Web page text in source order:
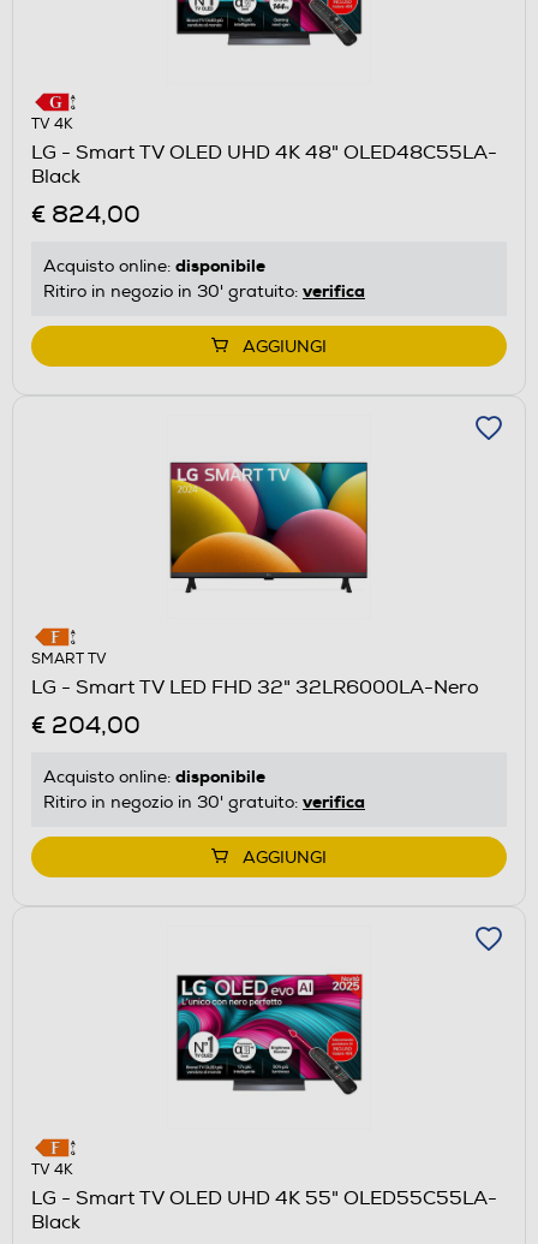
TV 4K
LG - Smart TV OLED UHD 4K 48" OLED48C55LA-
Black
€ 824,00
Acquisto online: disponibile
Ritiro in negozio in 30' gratuito: verifica
AGGIUNGI
SMART TV
LG - Smart TV LED FHD 32" 32LR6000LA-Nero
€ 204,00
Acquisto online: disponibile
Ritiro in negozio in 30' gratuito: verifica
AGGIUNGI
TV 4K
LG - Smart TV OLED UHD 4K 55" OLED55C55LA-
Black